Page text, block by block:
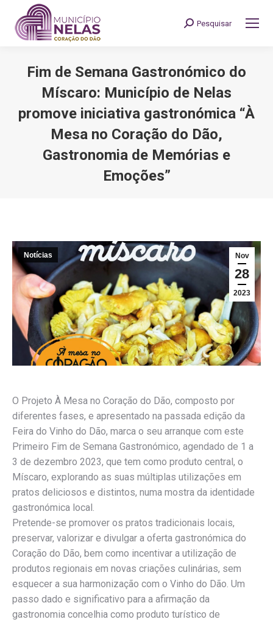
Search:
Pesquisar
Fim de Semana Gastronómico do
Míscaro: Município de Nelas
promove iniciativa gastronómica “À
Mesa no Coração do Dão,
Gastronomia de Memórias e
Emoções”
Nov
28
2023
Notícias
O Projeto À Mesa no Coração do Dão, composto por
diferentes fases, e apresentado na passada edição da
Feira do Vinho do Dão, marca o seu arranque com este
Primeiro Fim de Semana Gastronómico, agendado de 1 a
3 de dezembro 2023, que tem como produto central, o
Míscaro, explorando as suas múltiplas utilizações em
pratos deliciosos e distintos, numa mostra da identidade
gastronómica local.
Pretende-se promover os pratos tradicionais locais,
preservar, valorizar e divulgar a oferta gastronómica do
Coração do Dão, bem como incentivar a utilização de
produtos regionais em novas criações culinárias, sem
esquecer a sua harmonização com o Vinho do Dão. Um
passo dado e significativo para a afirmação da
gastronomia concelhia como produto turístico de